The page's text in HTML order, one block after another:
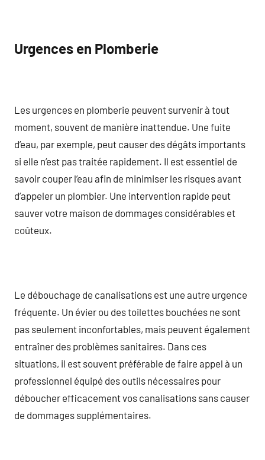
Urgences en Plomberie
Les urgences en plomberie peuvent survenir à tout
moment, souvent de manière inattendue. Une fuite
d’eau, par exemple, peut causer des dégâts importants
si elle n’est pas traitée rapidement. Il est essentiel de
savoir couper l’eau afin de minimiser les risques avant
d’appeler un plombier. Une intervention rapide peut
sauver votre maison de dommages considérables et
coûteux.
Le débouchage de canalisations est une autre urgence
fréquente. Un évier ou des toilettes bouchées ne sont
pas seulement inconfortables, mais peuvent également
entraîner des problèmes sanitaires. Dans ces
situations, il est souvent préférable de faire appel à un
professionnel équipé des outils nécessaires pour
déboucher efficacement vos canalisations sans causer
de dommages supplémentaires.